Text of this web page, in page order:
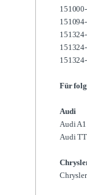
Für
Audi
Audi
Audi